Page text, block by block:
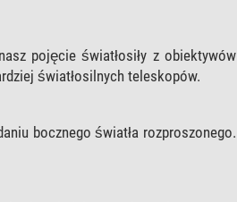
pojęcie światłosiły z obiektywów
światłosilnych teleskopów.
bocznego światła rozproszonego.